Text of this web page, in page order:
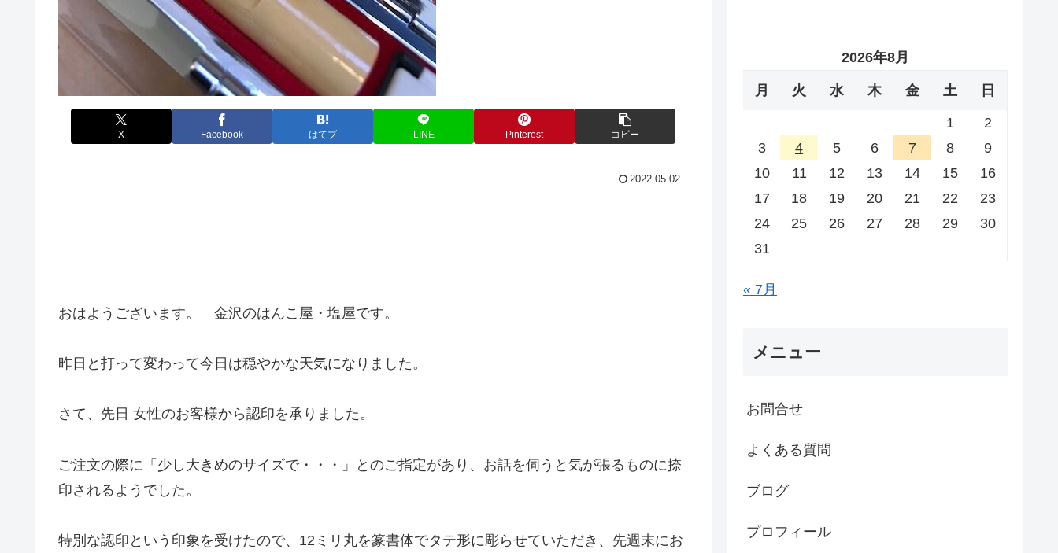
X Facebook はてブ LINE Pinterest コピー
2022.05.02
おはようございます。 金沢のはんこ屋・塩屋です。
昨日と打って変わって今日は穏やかな天気になりました。
さて、先日 女性のお客様から認印を承りました。
ご注文の際に「少し大きめのサイズで・・・」とのご指定があり、お話を伺うと気が張るものに捺
印されるようでした。
特別な認印という印象を受けたので、12ミリ丸を篆書体でタテ形に彫らせていただき、先週末にお
2026年8月
月 火 水 木 金 土 日
1
2
3
4 5 6 7 8
9
10
11 12 13 14 15
16
17
18 19 20 21 22
23
24
25 26 27 28 29
30
31
« 7月
メニュー
お問合せ
よくある質問
ブログ
プロフィール